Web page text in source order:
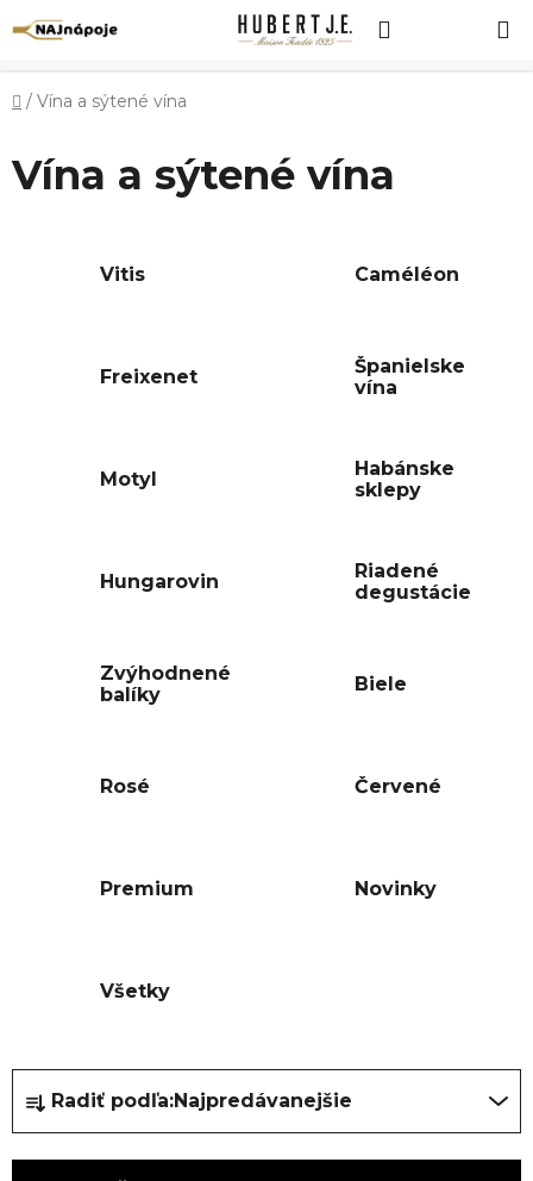
na
KOŠÍK
Domov
/ Vína a sýtené vína
Vína a sýtené vína
Vitis Caméléon
Freixenet
Španielske
vína
Motyl
Habánske
sklepy
Hungarovin
Riadené
degustácie
Zvýhodnené
balíky
Biele
Rosé Červené
Premium Novinky
Všetky
a
d
Radiť podľa:Najpredávanejšie